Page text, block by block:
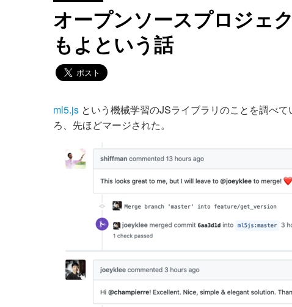
オープンソースプロジェ
もよという話
ml5.js という機械学習のJSライブラリのことを調べ
ろ、先ほどマージされた。